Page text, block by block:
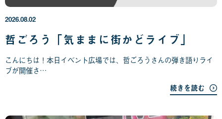
哲ごろう「気ままに街かどライブ」
こんにちは！本日イベント広場では、哲ごろうさんの弾き語りライ
ブが開催さ…
続きを読む
2026.08.02
6
年
0
8
月
2
日